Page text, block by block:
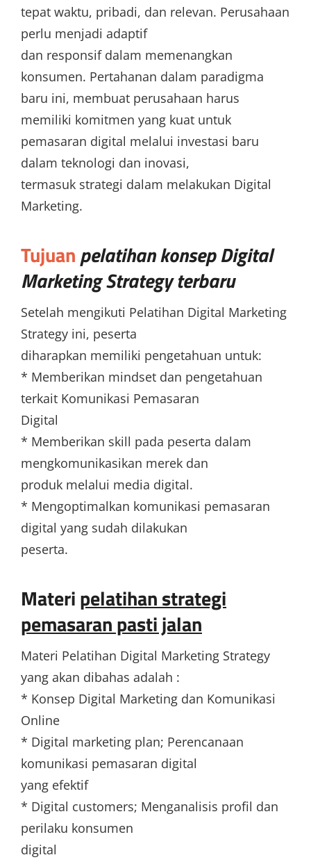
tepat waktu, pribadi, dan relevan. Perusahaan
perlu menjadi adaptif
dan responsif dalam memenangkan
konsumen. Pertahanan dalam paradigma
baru ini, membuat perusahaan harus
memiliki komitmen yang kuat untuk
pemasaran digital melalui investasi baru
dalam teknologi dan inovasi,
termasuk strategi dalam melakukan Digital
Marketing.
Tujuanpelatihan konsep Digital
Marketing Strategy terbaru
Setelah mengikuti Pelatihan Digital Marketing
Strategy ini, peserta
diharapkan memiliki pengetahuan untuk:
* Memberikan mindset dan pengetahuan
terkait Komunikasi Pemasaran
Digital
* Memberikan skill pada peserta dalam
mengkomunikasikan merek dan
produk melalui media digital.
* Mengoptimalkan komunikasi pemasaran
digital yang sudah dilakukan
peserta.
Materipelatihan strategi
pemasaran pasti jalan
Materi Pelatihan Digital Marketing Strategy
yang akan dibahas adalah :
* Konsep Digital Marketing dan Komunikasi
Online
* Digital marketing plan; Perencanaan
komunikasi pemasaran digital
yang efektif
* Digital customers; Menganalisis profil dan
perilaku konsumen
digital